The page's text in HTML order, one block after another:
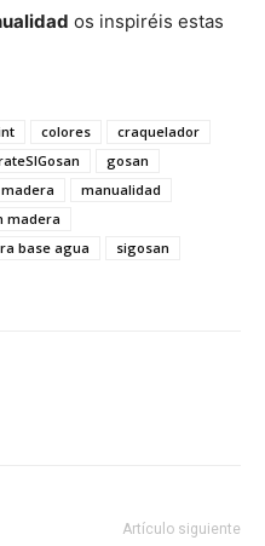
os inspiréis estas
colores
craquelador
gosan
madera
manualidad
madera
base agua
sigosan
Artículo siguiente